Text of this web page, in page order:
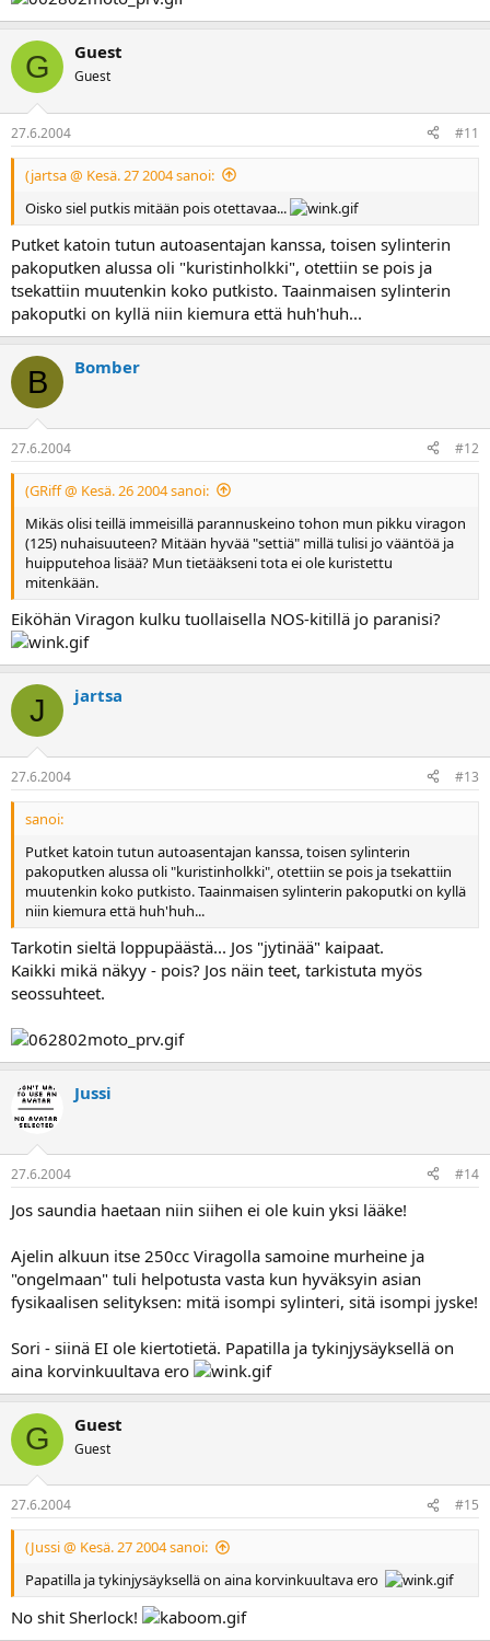
G Guest
Guest
27.6.2004 #11
(jartsa @ Kesä. 27 2004 sanoi:
Oisko siel putkis mitään pois otettavaa...
Putket katoin tutun autoasentajan kanssa, toisen sylinterin
pakoputken alussa oli "kuristinholkki", otettiin se pois ja
tsekattiin muutenkin koko putkisto. Taainmaisen sylinterin
pakoputki on kyllä niin kiemura että huh'huh...
B Bomber
27.6.2004 #12
(GRiff @ Kesä. 26 2004 sanoi:
Mikäs olisi teillä immeisillä parannuskeino tohon mun pikku viragon
(125) nuhaisuuteen? Mitään hyvää "settiä" millä tulisi jo vääntöä ja
huipputehoa lisää? Mun tietääkseni tota ei ole kuristettu
mitenkään.
Eiköhän Viragon kulku tuollaisella NOS-kitillä jo paranisi?
J jartsa
27.6.2004 #13
sanoi:
Putket katoin tutun autoasentajan kanssa, toisen sylinterin
pakoputken alussa oli "kuristinholkki", otettiin se pois ja tsekattiin
muutenkin koko putkisto. Taainmaisen sylinterin pakoputki on kyllä
niin kiemura että huh'huh...
Tarkotin sieltä loppupäästä... Jos "jytinää" kaipaat.
Kaikki mikä näkyy - pois? Jos näin teet, tarkistuta myös
seossuhteet.
Jussi
27.6.2004 #14
Jos saundia haetaan niin siihen ei ole kuin yksi lääke!
Ajelin alkuun itse 250cc Viragolla samoine murheine ja
"ongelmaan" tuli helpotusta vasta kun hyväksyin asian
fysikaalisen selityksen: mitä isompi sylinteri, sitä isompi jyske!
Sori - siinä EI ole kiertotietä. Papatilla ja tykinjysäyksellä on
aina korvinkuultava ero
G Guest
Guest
27.6.2004 #15
(Jussi @ Kesä. 27 2004 sanoi:
Papatilla ja tykinjysäyksellä on aina korvinkuultava ero
No shit Sherlock!